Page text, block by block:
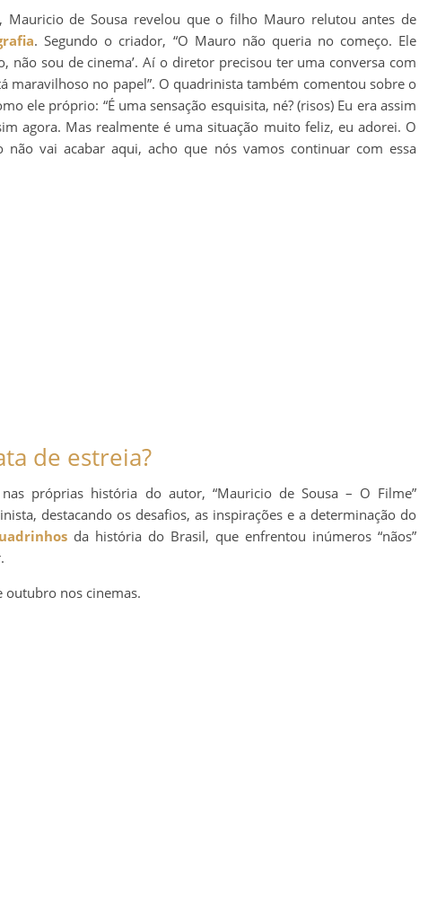
Mauricio de Sousa revelou que o filho Mauro relutou antes de
. Segundo o criador, “O Mauro não queria no começo. Ele
não sou de cinema’. Aí o diretor precisou ter uma conversa com
maravilhoso no papel”. O quadrinista também comentou sobre o
ele próprio: “É uma sensação esquisita, né? (risos) Eu era assim
agora. Mas realmente é uma situação muito feliz, eu adorei. O
vai acabar aqui, acho que nós vamos continuar com essa
de estreia?
próprias história do autor, “Mauricio de Sousa – O Filme”
destacando os desafios, as inspirações e a determinação do
da história do Brasil, que enfrentou inúmeros “nãos”
outubro nos cinemas.